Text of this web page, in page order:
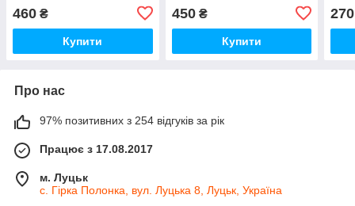
460 ₴
Купити
450₴
Купити
270
Про нас
97% позитивних з 254 відгуків за рік
Працює з 17.08.2017
м. Луцьк
с. Гірка Полонка, вул. Луцька 8, Луцьк, Україна